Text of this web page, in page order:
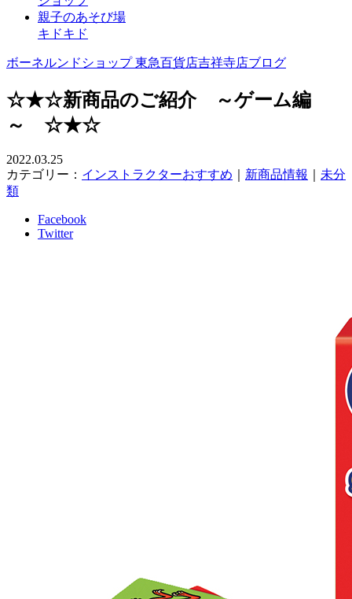
親子のあそび場
キドキド
ボーネルンドショップ 東急百貨店吉祥寺店ブログ
☆★☆新商品のご紹介 ～ゲーム編
～ ☆★☆
2022.03.25
カテゴリー： インストラクターおすすめ 新商品情報
未分
類
Facebook
Twitter